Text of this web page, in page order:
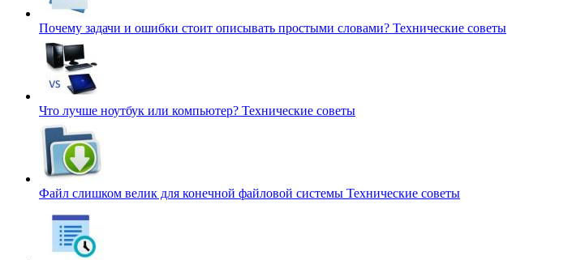
Почему задачи и ошибки стоит описывать простыми словами? Технические советы
Что лучше ноутбук или компьютер? Технические советы
Файл слишком велик для конечной файловой системы Технические советы